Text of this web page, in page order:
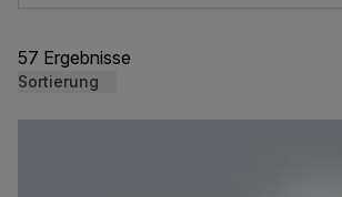
57 Ergebnisse
Sortierung